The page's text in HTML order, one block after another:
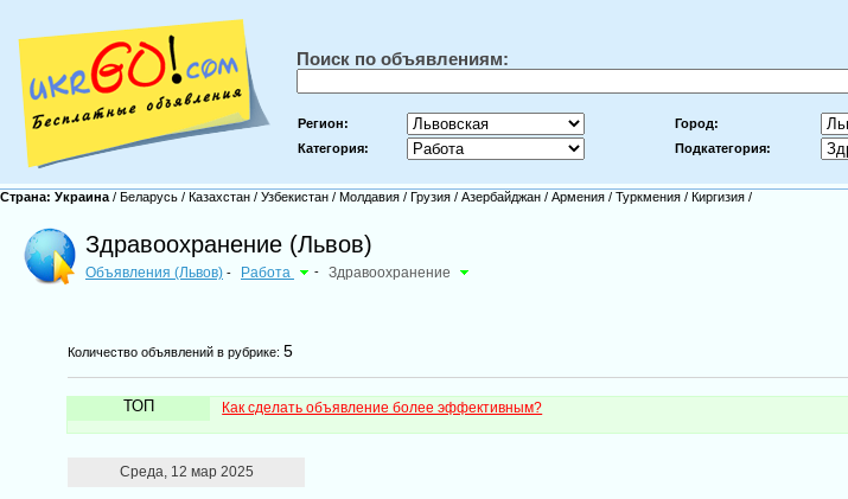
Поиск по объявлениям:
Регион: Город:
Категория:
Подкатегория:
Страна: Украина / Беларусь / Казахстан / Узбекистан / Молдавия / Грузия / Азербайджан / Армения / Туркмения / Киргизия /
Здравоохранение (Львов)
Объявления (Львов) - Работа - Здравоохранение
Количество объявлений в рубрике:5
ТОП Как сделать объявление более эффективным?
Среда, 12 мар 2025